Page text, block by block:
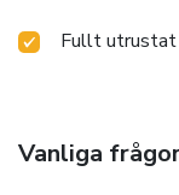
Fullt
Vanliga